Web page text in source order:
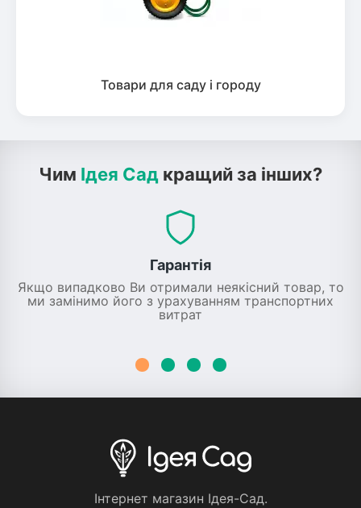
Товари для саду і городу
Чим Ідея Сад кращий за інших?
Гарантія
Якщо випадково Ви отримали неякісний товар, то
ми замінимо його з урахуванням транспортних
витрат
Iнтернет магазин Iдея-Сад.